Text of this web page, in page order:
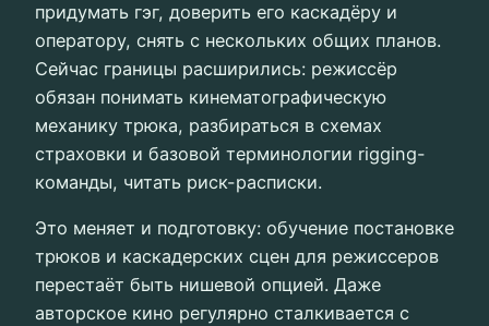
придумать гэг, доверить его каскадёру и
оператору, снять с нескольких общих планов.
Сейчас границы расширились: режиссёр
обязан понимать кинематографическую
механику трюка, разбираться в схемах
страховки и базовой терминологии rigging-
команды, читать риск-расписки.
Это меняет и подготовку: обучение постановке
трюков и каскадерских сцен для режиссеров
перестаёт быть нишевой опцией. Даже
авторское кино регулярно сталкивается с